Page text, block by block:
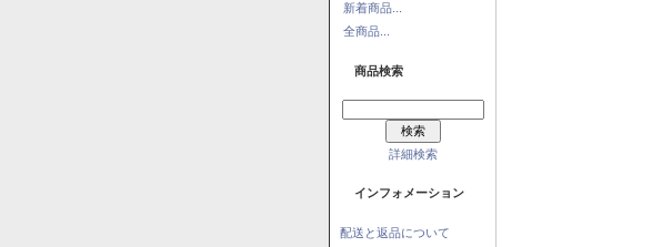
新着商品...
全商品...
商品検索
詳細検索
インフォメーション
配送と返品について